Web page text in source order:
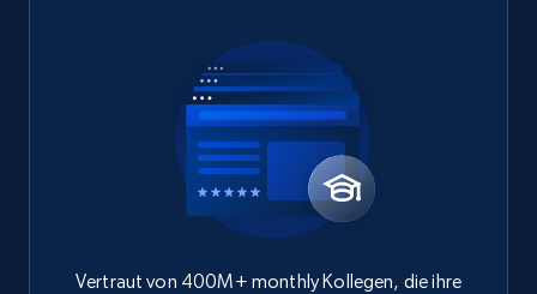
Vertraut von 400M+ monthly Kollegen, die ihre